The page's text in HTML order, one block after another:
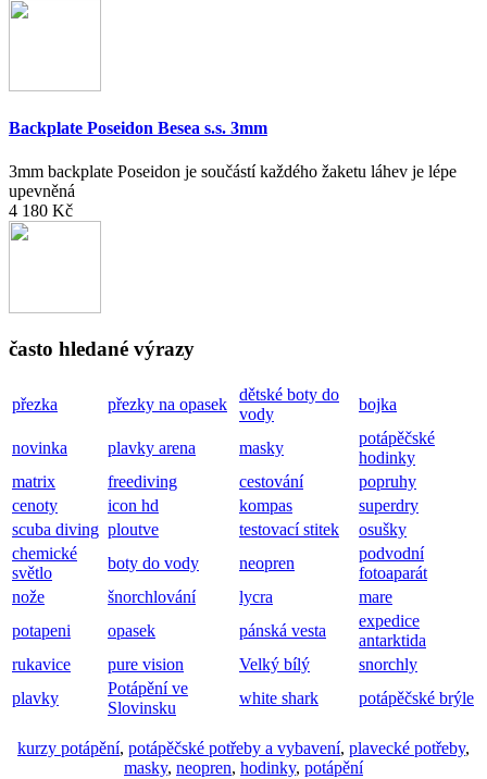
Backplate Poseidon Besea s.s. 3mm
3mm backplate Poseidon je součástí každého žaketu láhev je lépe
upevněná
4 180 Kč
často hledané výrazy
přezka přezky na opasek
dětské boty do
vody
bojka
novinka plavky arena masky
potápěčské
hodinky
matrix
freediving cestování
popruhy
cenoty
icon hd kompas
superdry
scuba diving ploutve testovací stitek
osušky
chemické
světlo
boty do vody neopren
podvodní
fotoaparát
nože
šnorchlování lycra
mare
potapeni
opasek pánská vesta
expedice
antarktida
rukavice
pure vision Velký bílý
snorchly
plavky
Potápění ve
Slovinsku
white shark potápěčské brýle
kurzy potápění, potápěčské potřeby a vybavení, plavecké potřeby,
masky, neopren, hodinky, potápění